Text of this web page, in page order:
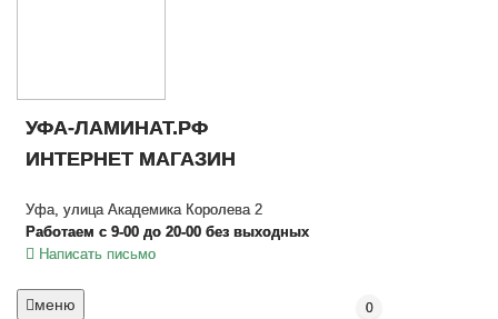
УФА-ЛАМИНАТ.РФ
ИНТЕРНЕТ МАГАЗИН
Уфа, улица Академика Королева 2
Работаем с 9-00 до 20-00 без выходных
Написать письмо
меню 0